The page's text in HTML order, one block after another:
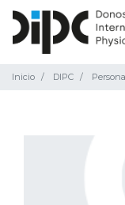
Inicio DIPC